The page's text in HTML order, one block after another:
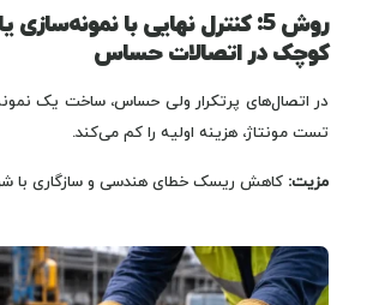
روش 5: کنترل نهایی با
کوچک در اتصالات حساس
در اتصال‌های پرتکرار ولی حساس، ساخت یک
تست مونتاژ، هزینه اولیه را کم می‌کند.
مزیت: کاهش ریسک خطای هندسی و سازگاری با